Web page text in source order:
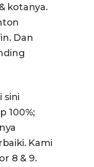
kotanya.
Dan
sini
100%;
Kami
8 & 9.